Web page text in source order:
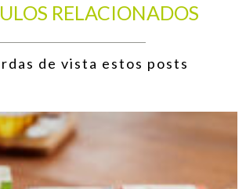
RELACIONADOS
de vista estos posts